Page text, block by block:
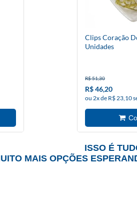
Clips Coração
Unidades
R$ 51,30
R$ 46,20
ou 2x de R$ 23,10
ISSO É
MAIS OPÇÕES